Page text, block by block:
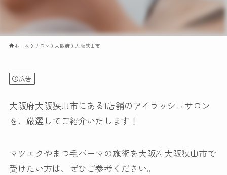
ホーム サロン 大阪府 大阪狭山市
広告
大阪府大阪狭山市にある1店舗のアイラッシュサロン
を、厳選してご紹介いたします！
マツエクやまつ毛パーマの施術を大阪府大阪狭山市で
受けたい方は、ぜひご参考ください。